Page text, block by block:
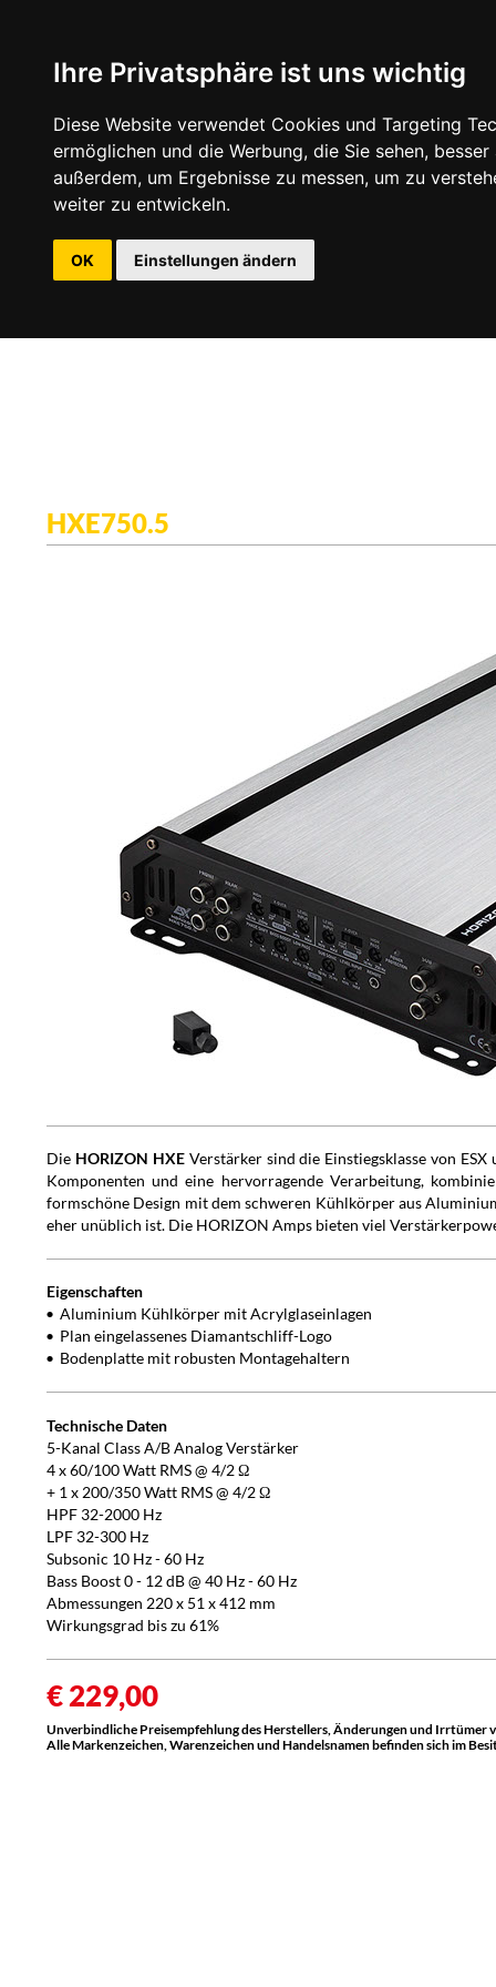
Ihre Privatsphäre ist uns wichtig
Diese Website verwendet Cookies und Targeting
ermöglichen und die Werbung, die Sie sehen,
außerdem, um Ergebnisse zu messen, um zu
weiter zu entwickeln.
OK Einstellungen ändern
HXE750.5
Die HORIZON HXEVerstärker sind die Einstiegsklasse von
Komponenten und eine hervorragende Verarbeitung,
formschöne Design mit dem schweren Kühlkörper aus
eher unüblich ist. Die HORIZON Amps bieten viel
Eigenschaften
Aluminium Kühlkörper mit Acrylglaseinlagen
Plan eingelassenes Diamantschliff-Logo
Bodenplatte mit robusten Montagehaltern
Technische Daten
5-Kanal Class A/B Analog Verstärker
4 x 60/100 Watt RMS @ 4/2 Ω
+ 1 x 200/350 Watt RMS @ 4/2 Ω
HPF 32-2000 Hz
LPF 32-300 Hz
Subsonic 10 Hz - 60 Hz
Bass Boost 0 - 12 dB @ 40 Hz - 60 Hz
Abmessungen 220 x 51 x 412 mm
Wirkungsgrad bis zu 61%
€ 229,00
Unverbindliche Preisempfehlung des Herstellers, Änderungen und Irrtümer
Alle Markenzeichen, Warenzeichen und Handelsnamen befinden sich im